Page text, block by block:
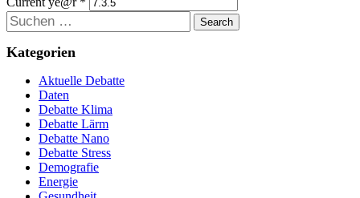
Suchen
Kategorien
Aktuelle Debatte
Daten
Debatte Klima
Debatte Lärm
Debatte Nano
Debatte Stress
Demografie
Energie